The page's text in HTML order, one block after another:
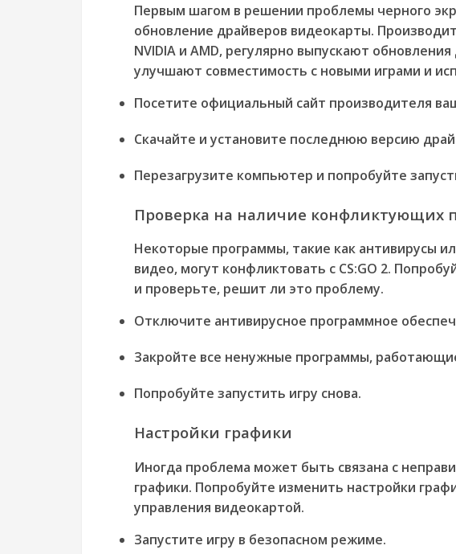
Первым шагом в решении проблемы черного
обновление драйверов видеокарты.
NVIDIA и AMD, регулярно выпускают
улучшают совместимость с новыми играми и
Посетите официальный сайт производителя
Скачайте и установите последнюю версию
Перезагрузите компьютер и попробуйте
Проверка на наличие конфликтующих
Некоторые программы, такие как антивирусы
видео, могут конфликтовать с CS:GO 2.
и проверьте, решит ли это проблему.
Отключите антивирусное программное
Закройте все ненужные программы,
Попробуйте запустить игру снова.
Настройки графики
Иногда проблема может быть связана с
графики. Попробуйте изменить настройки
управления видеокартой.
Запустите игру в безопасном режиме.